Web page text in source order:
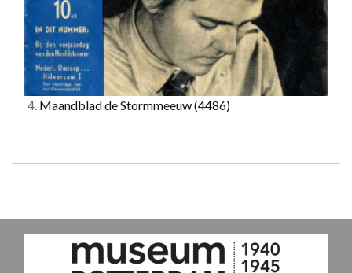
4. Maandblad de Stormmeeuw(4486)